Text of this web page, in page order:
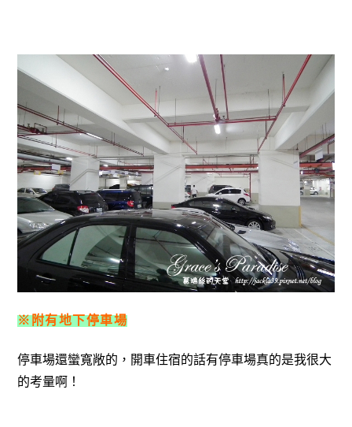
※附有地下停車場
停車場還蠻寬敞的，開車住宿的話有停車場真的是我很大
的考量啊！